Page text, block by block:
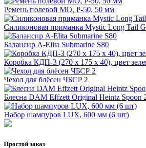
Ремень полевой МО, Р-50, 50 мм
Силиконовая приманка Mystic Long Tail
Балансир A-Elita Submarine S80
Коробка КДП-3 (270 х 175 х 40), цвет
Чехол для блёсен ЧБСР 2
Блесна DAM Effzett Original Heintz Spoon
Набор шампуров LUX, 600 мм (6 шт)
Простой заказ